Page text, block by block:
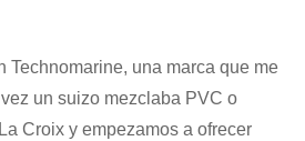
Technomarine, una marca que me
un suizo mezclaba PVC o
Croix y empezamos a ofrecer